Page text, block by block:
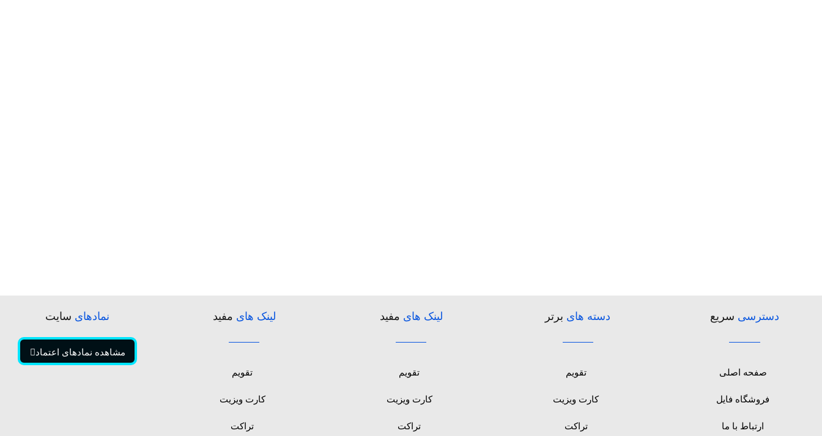
دسترسی سریع
صفحه اصلی
فروشگاه فایل
ارتباط با ما
دسته های برتر
تقویم
کارت ویزیت
تراکت
لینک های مفید
تقویم
کارت ویزیت
تراکت
لینک های مفید
تقویم
کارت ویزیت
تراکت
نمادهای سایت
مشاهده نمادهای اعتماد